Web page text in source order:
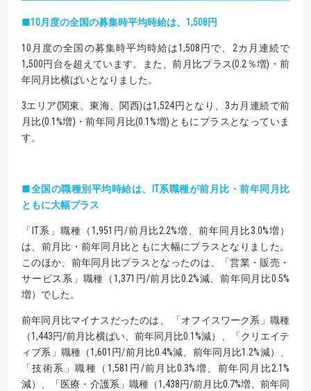
■10月度の全国の募集時平均時給は、1,508円
10月度の全国の募集時平均時給は1,508円で、2カ月連続で
1,500円台を超えています。また、前月比プラス(0.2％増)・前
年同月比横ばいとなりました。
3エリア(関東、東海、関西)は1,524円となり、3カ月連続で前
月比(0.1%増)・前年同月比(0.1%増)ともにプラスとなっていま
す。
■全国の職種別平均時給は、IT系職種が前月比・前年同月比
ともに大幅プラス
「IT系」職種（1,951円/前月比2.2%増、前年同月比3.0%増）
は、前月比・前年同月比ともに大幅にプラスとなりました。
このほか、前年同月比プラスとなったのは、「営業・販売・
サービス系」職種（1,371円/前月比0.2%減、前年同月比0.5%
増）でした。
前年同月比マイナスだったのは、 「オフイスワーク系」職種
（1,443円/前月比横ばい、前年同月比0.1%減）、「クリエイテ
ィブ系」職種（1,601円/前月比0.4%減、前年同月比1.2%減）、
「技術系」職種（1,581円/前月比0.3%増、前年同月比2.1%
減）、「医療・介護系」職種（1,438円/前月比0.7%増、前年同